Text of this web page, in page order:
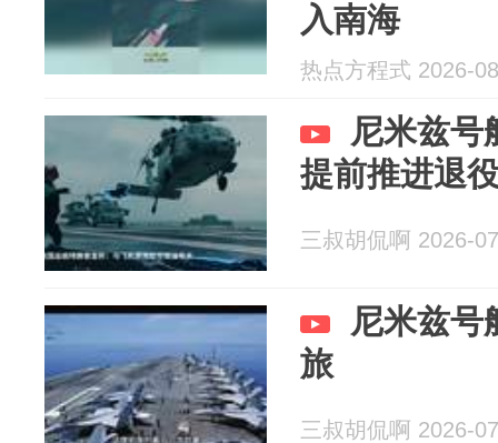
入南海
热点方程式 2026-
尼米兹号
提前推进退
三叔胡侃啊 2026-
尼米兹号
旅
三叔胡侃啊 2026-